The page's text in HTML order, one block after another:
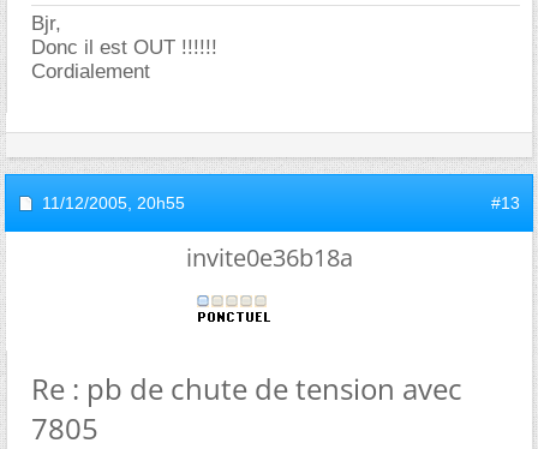
Bjr,
Donc il est OUT !!!!!!
Cordialement
11/12/2005, 20h55 #13
invite0e36b18a
Re : pb de chute de tension avec
7805